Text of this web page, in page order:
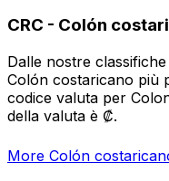
CRC - Colón
Dalle nostre
Colón costaricano più
codice valuta per
della valuta è ₡.
More Colón